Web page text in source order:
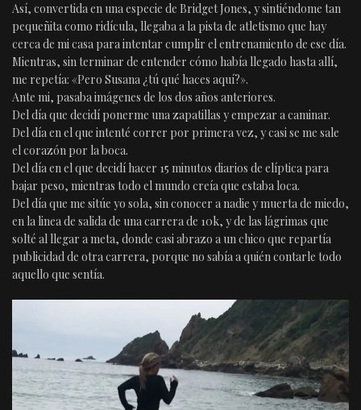
Así, convertida en una especie de Bridget Jones, y sintiéndome tan
pequeñita como ridícula, llegaba a la pista de atletismo que hay
cerca de mi casa para intentar cumplir el entrenamiento de ese día.
Mientras, sin terminar de entender cómo había llegado hasta allí,
me repetía: «Pero Susana ¿tú qué haces aquí?».
Ante mi, pasaba imágenes de los dos años anteriores.
Del día que decidí ponerme una zapatillas y empezar a caminar.
Del día en el que intenté correr por primera vez, y casi se me sale
el corazón por la boca.
Del día en el que decidí hacer 15 minutos diarios de elíptica para
bajar peso, mientras todo el mundo creía que estaba loca.
Del día que me sitúe yo sola, sin conocer a nadie y muerta de miedo,
en la linea de salida de una carrera de 10k, y de las lágrimas que
solté al llegar a meta, donde casi abrazo a un chico que repartía
publicidad de otra carrera, porque no sabía a quién contarle todo
aquello que sentía.